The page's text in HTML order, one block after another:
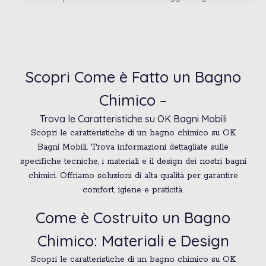
Scopri Come è Fatto un Bagno
Chimico –
Trova le Caratteristiche su OK Bagni Mobili
Scopri le caratteristiche di un bagno chimico su OK
Bagni Mobili. Trova informazioni dettagliate sulle
specifiche tecniche, i materiali e il design dei nostri bagni
chimici. Offriamo soluzioni di alta qualità per garantire
comfort, igiene e praticità.
Come è Costruito un Bagno
Chimico: Materiali e Design
Scopri le caratteristiche di un bagno chimico su OK